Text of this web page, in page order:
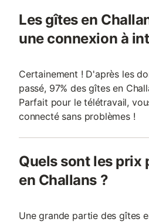
Les gîtes en
une connexion à
Certainement ! D'après les
passé, 97% des gîtes en
Parfait pour le télétravail,
connecté sans problèmes !
Quels sont les prix
en Challans ?
Une grande partie des gîtes